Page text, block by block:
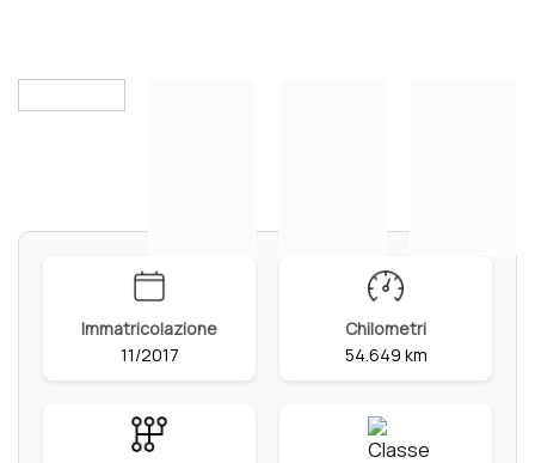
Immatricolazione
11/2017
Chilometri
54.649 km